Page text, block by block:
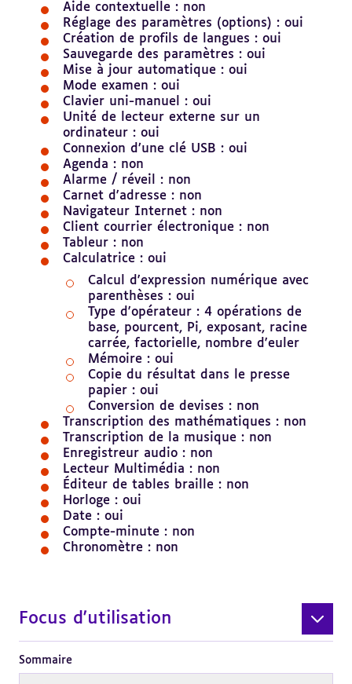
Aide contextuelle : non
Réglage des paramètres (options) : oui
Création de profils de langues : oui
Sauvegarde des paramètres : oui
Mise à jour automatique : oui
Mode examen : oui
Clavier uni-manuel : oui
Unité de lecteur externe sur un
ordinateur : oui
Connexion d’une clé USB : oui
Agenda : non
Alarme / réveil : non
Carnet d'adresse : non
Navigateur Internet : non
Client courrier électronique : non
Tableur : non
Calculatrice : oui
Calcul d'expression numérique avec
parenthèses : oui
Type d'opérateur : 4 opérations de
base, pourcent, Pi, exposant, racine
carrée, factorielle, nombre d'euler
Mémoire : oui
Copie du résultat dans le presse
papier : oui
Conversion de devises : non
Transcription des mathématiques : non
Transcription de la musique : non
Enregistreur audio : non
Lecteur Multimédia : non
Éditeur de tables braille : non
Horloge : oui
Date : oui
Compte-minute : non
Chronomètre : non
Focus d'utilisation
Sommaire